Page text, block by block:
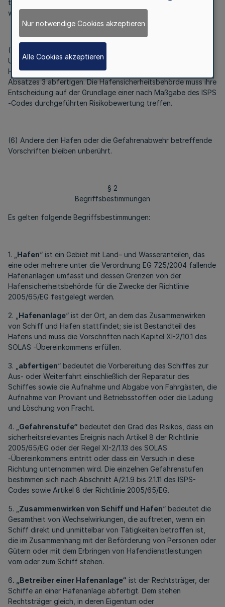
tatsächlich Seeschiffe im Sinne des Absatzes 3 abgefertigt
werden.
(5) Die Hafensicherheitsbehörde entscheidet über den
Umfang der Anwendung dieses Gesetzes auf diejenigen
Hafenanlagen, die nur gelegentlich Seeschiffe im Sinne des
Absatzes 3 abfertigen. Die Hafensicherheitsbehörde muss ihre
Entscheidung auf der Grundlage einer nach Maßgabe des ISPS
-Codes durchgeführten Risikobewertung treffen.
(6) Andere den Hafen oder die Gefahrenabwehr betreffende
Vorschriften bleiben unberührt.
§ 2
Begriffsbestimmungen
Es gelten folgende Begriffsbestimmungen:
1. „ Hafen“ ist ein Gebiet mit Land– und Wasseranteilen, das
eine oder mehrere unter die Verordnung EG 725/2004 fallende
Hafenanlagen umfasst und dessen Grenzen von der
Hafensicherheitsbehörde für die Zwecke der Richtlinie
2005/65/EG festgelegt werden.
2. „ Hafenanlage“ ist der Ort, an dem das Zusammenwirken
von Schiff und Hafen stattfindet; sie ist Bestandteil des
Hafens und muss die Vorschriften nach Kapitel XI-2/10.1 des
SOLAS -Übereinkommens erfüllen.
3. „ abfertigen“ bedeutet die Vorbereitung des Schiffes zur
Aus- oder Weiterfahrt einschließlich der Reparatur des
Schiffes sowie die Aufnahme und Abgabe von Fahrgästen, die
Aufnahme von Proviant und Betriebsstoffen oder die Ladung
und Löschung von Fracht.
4. „ Gefahrenstufe“ bedeutet den Grad des Risikos, dass ein
sicherheitsrelevantes Ereignis nach Artikel 8 der Richtlinie
2005/65/EG oder der Regel XI-2/1.13 des SOLAS
-Übereinkommens eintritt oder dass ein Versuch in diese
Richtung unternommen wird. Die einzelnen Gefahrenstufen
bestimmen sich nach Abschnitt A/2.1.9 bis 2.1.11 des ISPS-
Codes sowie Artikel 8 der Richtlinie 2005/65/EG.
5. „ Zusammenwirken von Schiff und Hafen“ bedeutet die
Gesamtheit von Wechselwirkungen, die auftreten, wenn ein
Schiff direkt und unmittelbar von Tätigkeiten betroffen ist,
die im Zusammenhang mit der Beförderung von Personen oder
Gütern oder mit dem Erbringen von Hafendienstleistungen
vom oder zum Schiff stehen.
6. „Betreiber einer Hafenanlage“ ist der Rechtsträger, der
Schiffe an einer Hafenanlage abfertigt. Dem stehen
Rechtsträger gleich, in deren Eigentum oder
Nur notwendige Cookies akzeptieren
Alle Cookies akzeptieren